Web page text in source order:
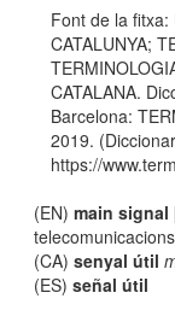
Font de la fitxa:
CATALUNYA;
CATALANA.
Barcelona:
2019.
https://
(EN)main signal
(CA)senyal útil
(ES)señal útil